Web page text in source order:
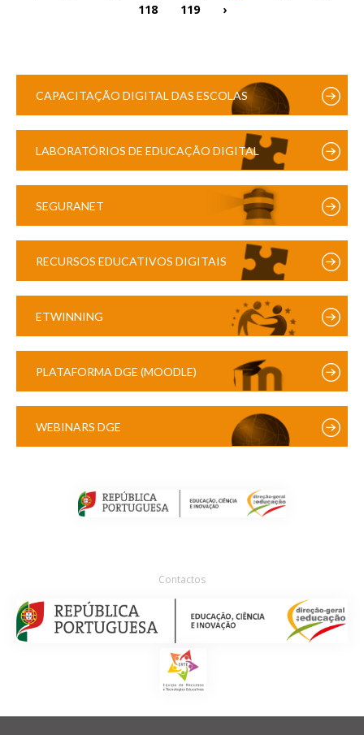
118
119 ›
CAPACITAÇÃO DIGITAL DAS ESCOLAS
LABORATÓRIOS DE EDUCAÇÃO DIGITAL
SEGURANET
RECURSOS EDUCATIVOS DIGITAIS
ETWINNING
PLATAFORMA DGE (MOODLE)
WEBINARS DGE
Contactos